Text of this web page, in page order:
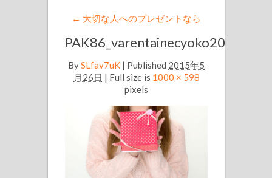
← 大切な人へのプレゼントなら
PAK86_varentainecyoko20130208
BySLfav7uK | Published 2015年5
月26日 | Full size is 1000 × 598
pixels